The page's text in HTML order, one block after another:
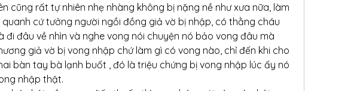
cũng rất tự nhiên nhẹ nhàng không bị nặng nề như xưa nữa, làm
quanh cứ tưởng người ngồi đồng giả vờ bị nhập, có thằng cháu
đi đâu về nhìn và nghe vong nói chuyện nó bảo vong đâu mà
giả vờ bị vong nhập chứ làm gì có vong nào, chỉ đến khi cho
bàn tay bà lạnh buốt , đó là triệu chứng bị vong nhập lúc ấy nó
nhập thật.